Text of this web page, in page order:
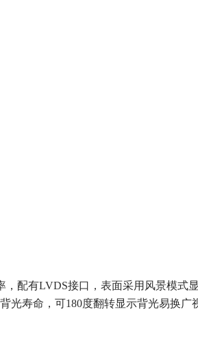
，配有LVDS接口，表面采用风景模
寿命，可180度翻转显示背光易换广